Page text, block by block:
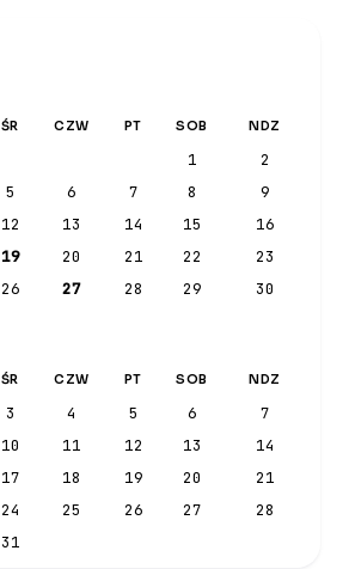
ŚR CZW PT SOB NDZ
1
2
5 6 7 8
9
12 13 14 15
16
19 20 21 22
23
26 27 28 29 30
ŚR CZW PT SOB NDZ
3 4 5 6
7
10 11 12 13
14
17 18 19 20
21
24 25 26 27
28
31